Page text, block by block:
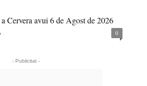
Cervera avui 6 de Agost de 2026
0
- Publicitat -